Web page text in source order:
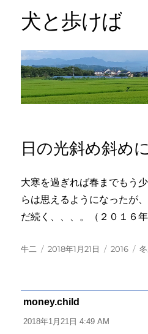
犬と歩けば
日の光斜め斜め
大寒を過ぎれば春までもう
らは思えるようになったが
だ続く、、、。（２０１６年
投
牛二
投
2018年1月21日
カ
2016
タ
冬
money.child
り:
2018年1月21日 4:49 AM